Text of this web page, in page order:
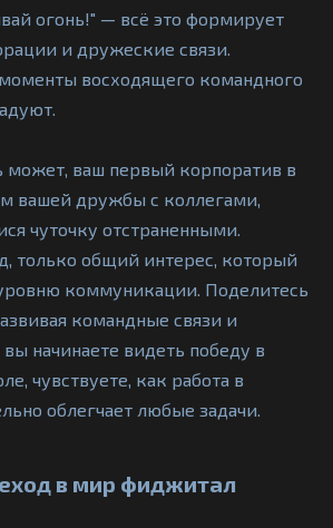
огонь!" — всё это формирует
и дружеские связи.
восходящего командного
может, ваш первый корпоратив в
вашей дружбы с коллегами,
чуточку отстраненными.
только общий интерес, который
коммуникации. Поделитесь
командные связи и
начинаете видеть победу в
чувствуете, как работа в
облегчает любые задачи.
в мир фиджитал